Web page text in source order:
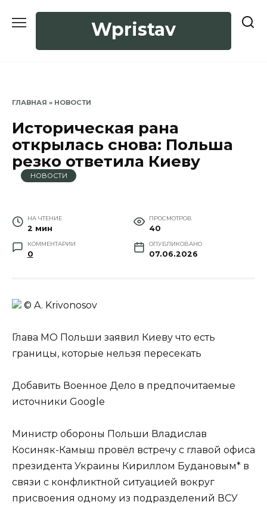
Wpristav
ГЛАВНАЯ » НОВОСТИ
Историческая рана
открылась снова: Польша
резко ответила Киеву
НОВОСТИ
НА ЧТЕНИЕ
2 мин
ПРОСМОТРОВ
40
КОММЕНТАРИИ
0
ОПУБЛИКОВАНО
07.06.2026
© A. Krivonosov
Глава МО Польши заявил Киеву что есть
границы, которые нельзя пересекать
Добавить Военное Дело в предпочитаемые
источники Google
Министр обороны Польши Владислав
Косиняк-Камыш провёл встречу с главой офиса
президента Украины Кириллом Будановым* в
связи с конфликтной ситуацией вокруг
присвоения одному из подразделений ВСУ